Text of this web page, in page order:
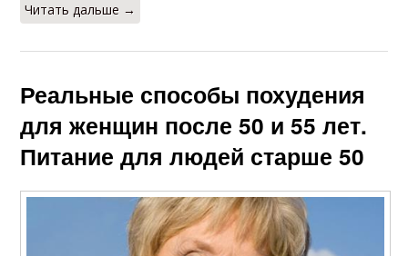
Читать дальше →
Реальные способы похудения
для женщин после 50 и 55 лет.
Питание для людей старше 50